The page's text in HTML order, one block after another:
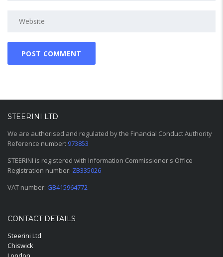
STEERINI LTD
We are authorised and regulated by the Financial Conduct Authority
Reference number: 973853
STEERINI is registered with Information Commissioner's Office
Registration number: ZB335026
VAT number: GB415964772
CONTACT DETAILS
Steerini Ltd
Chiswick